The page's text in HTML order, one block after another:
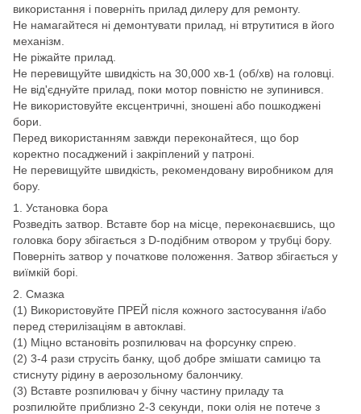
використання і поверніть прилад дилеру для ремонту.
Не намагайтеся ні демонтувати прилад, ні втрутитися в його
механізм.
Не ріжайте прилад.
Не перевищуйте швидкість на 30,000 хв-1 (об/хв) на головці.
Не від'єднуйте прилад, поки мотор повністю не зупинився.
Не використовуйте ексцентричні, зношені або пошкоджені
бори.
Перед використанням завжди переконайтеся, що бор
коректно посаджений і закріплений у патроні.
Не перевищуйте швидкість, рекомендовану виробником для
бору.
1. Установка бора
Розведіть затвор. Вставте бор на місце, переконаєвшись, що
головка бору збігається з D-подібним отвором у трубці бору.
Поверніть затвор у початкове положення. Затвор збігається у
виїмкій борі.
2. Смазка
(1) Використовуйте ПРЕЙ після кожного застосування і/або
перед стерилізаціям в автоклаві.
(1) Міцно встановіть розпилювач на форсунку спрею.
(2) 3-4 рази струсіть банку, щоб добре змішати самицю та
стиснуту рідину в аерозольному балончику.
(3) Вставте розпилювач у бічну частину приладу та
розпилюйте приблизно 2-3 секунди, поки олія не потече з